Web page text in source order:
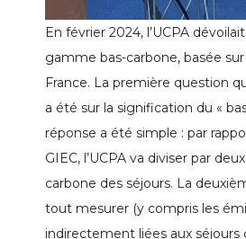
En février 2024, l’UCPA
gamme bas-carbone, basée sur
France. La première question
a été sur la signification du «
réponse a été simple : par
GIEC, l’UCPA va diviser par
carbone des séjours. La
tout mesurer (y compris les
indirectement liées aux séjours